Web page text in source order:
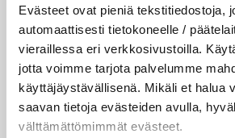
Evästeet ovat pieniä tekstitiedostoja,
automaattisesti tietokoneelle /
vieraillessa eri verkkosivustoilla.
jotta voimme tarjota palvelumme
käyttäjäystävällisenä. Mikäli et halua
saavan tietoja evästeiden avulla,
välttämättömimmät evästeet.
veloitus, kulujen edelleen­
veloitus ja läpi­laskutus
Petri Salomaa